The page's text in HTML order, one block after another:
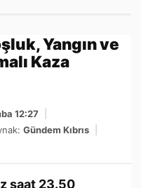
Yangın ve
Kaza
12:27
Gündem Kıbrıs
saat 23.50